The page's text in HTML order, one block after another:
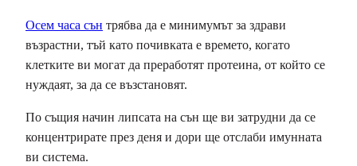
Осем часа сън трябва да е минимумът за здрави
възрастни, тъй като почивката е времето, когато
клетките ви могат да преработят протеина, от който се
нуждаят, за да се възстановят.
По същия начин липсата на сън ще ви затрудни да се
концентрирате през деня и дори ще отслаби имунната
ви система.